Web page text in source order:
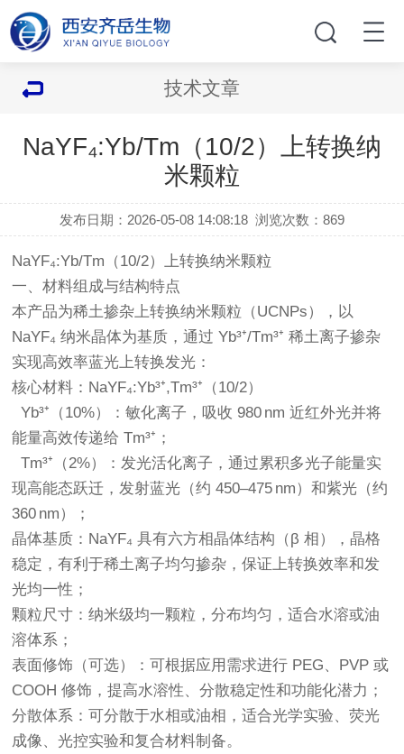
技术文章
NaYF₄:Yb/Tm（10/2）上转换纳
米颗粒
发布日期：2026-05-08 14:08:18 浏览次数：869
NaYF₄:Yb/Tm（10/2）上转换纳米颗粒
一、材料组成与结构特点
本产品为稀土掺杂上转换纳米颗粒（UCNPs），以
NaYF₄ 纳米晶体为基质，通过 Yb³⁺/Tm³⁺ 稀土离子掺杂
实现高效率蓝光上转换发光：
核心材料：NaYF₄:Yb³⁺,Tm³⁺（10/2）
Yb³⁺（10%）：敏化离子，吸收 980 nm 近红外光并将
能量高效传递给 Tm³⁺；
Tm³⁺（2%）：发光活化离子，通过累积多光子能量实
现高能态跃迁，发射蓝光（约 450–475 nm）和紫光（约
360 nm）；
晶体基质：NaYF₄ 具有六方相晶体结构（β 相），晶格
稳定，有利于稀土离子均匀掺杂，保证上转换效率和发
光均一性；
颗粒尺寸：纳米级均一颗粒，分布均匀，适合水溶或油
溶体系；
表面修饰（可选）：可根据应用需求进行 PEG、PVP 或
COOH 修饰，提高水溶性、分散稳定性和功能化潜力；
分散体系：可分散于水相或油相，适合光学实验、荧光
成像、光控实验和复合材料制备。